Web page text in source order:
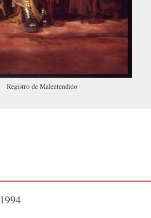
Registro de Malentendido
1994